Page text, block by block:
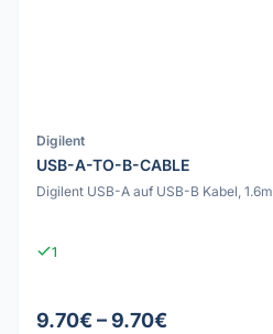
Digilent
USB-A-TO-B-CABLE
Digilent USB-A auf USB-B Kabel, 1.6m
1
9.70€ – 9.70€